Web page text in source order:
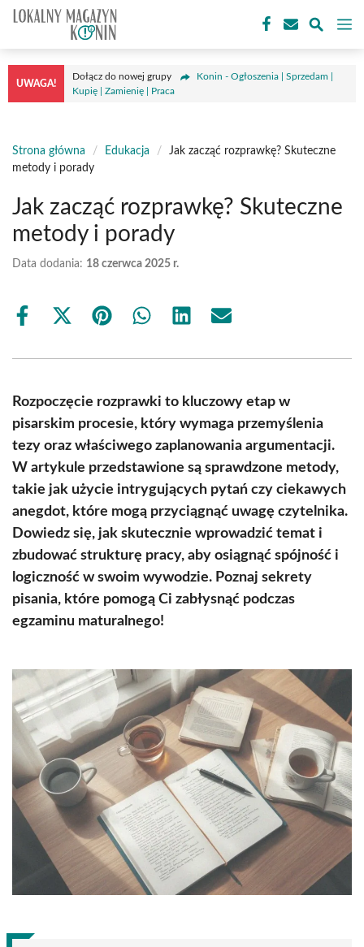
Przejdź
treści
UWAGA!
Dołącz do nowej grupy
Konin - Ogłoszenia | Sprzedam |
Kupię | Zamienię | Praca
Strona główna / Edukacja /
Jak zacząć rozprawkę? Skuteczne
metody i porady
Jak zacząć rozprawkę? Skuteczne
metody i porady
Data dodania: 18 czerwca 2025 r.
Share
Share
(Twitter)
Share Share Share Share
Rozpoczęcie rozprawki to kluczowy etap w
pisarskim procesie, który wymaga przemyślenia
tezy oraz właściwego zaplanowania argumentacji.
W artykule przedstawione są sprawdzone metody,
takie jak użycie intrygujących pytań czy ciekawych
anegdot, które mogą przyciągnąć uwagę czytelnika.
Dowiedz się, jak skutecznie wprowadzić temat i
zbudować strukturę pracy, aby osiągnąć spójność i
logiczność w swoim wywodzie. Poznaj sekrety
pisania, które pomogą Ci zabłysnąć podczas
egzaminu maturalnego!